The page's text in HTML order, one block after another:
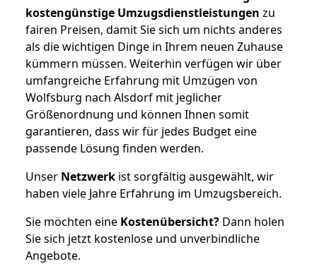
kostengünstige Umzugsdienstleistungen zu
fairen Preisen, damit Sie sich um nichts anderes
als die wichtigen Dinge in Ihrem neuen Zuhause
kümmern müssen. Weiterhin verfügen wir über
umfangreiche Erfahrung mit Umzügen von
Wolfsburg nach Alsdorf mit jeglicher
Größenordnung und können Ihnen somit
garantieren, dass wir für jedes Budget eine
passende Lösung finden werden.
Unser Netzwerk ist sorgfältig ausgewählt, wir
haben viele Jahre Erfahrung im Umzugsbereich.
Sie möchten eine Kostenübersicht? Dann holen
Sie sich jetzt kostenlose und unverbindliche
Angebote.